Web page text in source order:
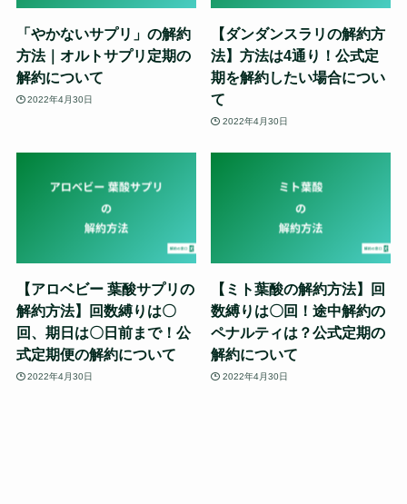
「やかないサプリ」の解約
方法｜オルトサプリ定期の
解約について
2022年4月30日
【ダンダンスラリの解約方
法】方法は4通り！公式定
期を解約したい場合につい
て
2022年4月30日
【アロベビー 葉酸サプリの
解約方法】回数縛りは〇
回、期日は〇日前まで！公
式定期便の解約について
2022年4月30日
【ミト葉酸の解約方法】回
数縛りは〇回！途中解約の
ペナルティは？公式定期の
解約について
2022年4月30日